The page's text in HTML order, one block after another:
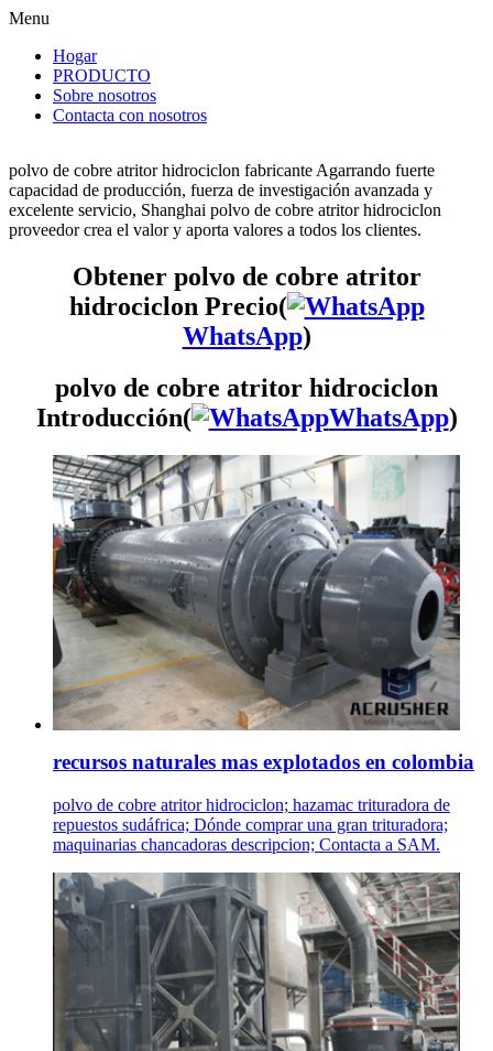
Menu
Hogar
PRODUCTO
Sobre nosotros
Contacta con nosotros
polvo de cobre atritor hidrociclon fabricante Agarrando fuerte
capacidad de producción, fuerza de investigación avanzada y
excelente servicio, Shanghai polvo de cobre atritor hidrociclon
proveedor crea el valor y aporta valores a todos los clientes.
Obtener polvo de cobre atritor
hidrociclon Precio(
WhatsApp)
polvo de cobre atritor hidrociclon
Introducción(
WhatsApp)
recursos naturales mas explotados en colombia
polvo de cobre atritor hidrociclon; hazamac trituradora de
repuestos sudáfrica; Dónde comprar una gran trituradora;
maquinarias chancadoras descripcion; Contacta a SAM.